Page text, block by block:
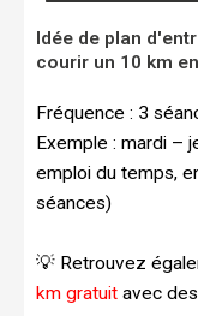
Idée de plan
courir un 10 km
Fréquence : 3
Exemple : mardi –
emploi du temps,
séances)
💡 Retrouvez
km gratuit avec